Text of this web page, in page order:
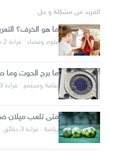
المزيد من مشكلة و حل
ما هو الخرف؟
علوم وفضاء · قراءة 2 دقائق
ما برج الحوت وما
ثقافة ومجتمع · قراءة 3 دقائق
متى تلعب ميلان
رياضة · قراءة 3 دقائق